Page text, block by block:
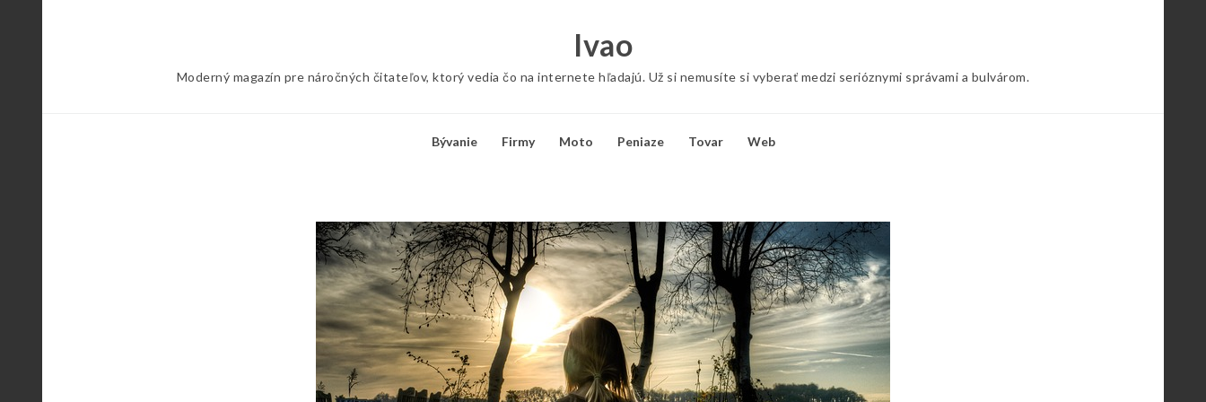
Ivao
Moderný magazín pre náročných čitateľov, ktorý vedia čo na internete hľadajú. Už si nemusíte si vyberať medzi serióznymi správami a bulvárom.
Bývanie Firmy Moto Peniaze Tovar Web